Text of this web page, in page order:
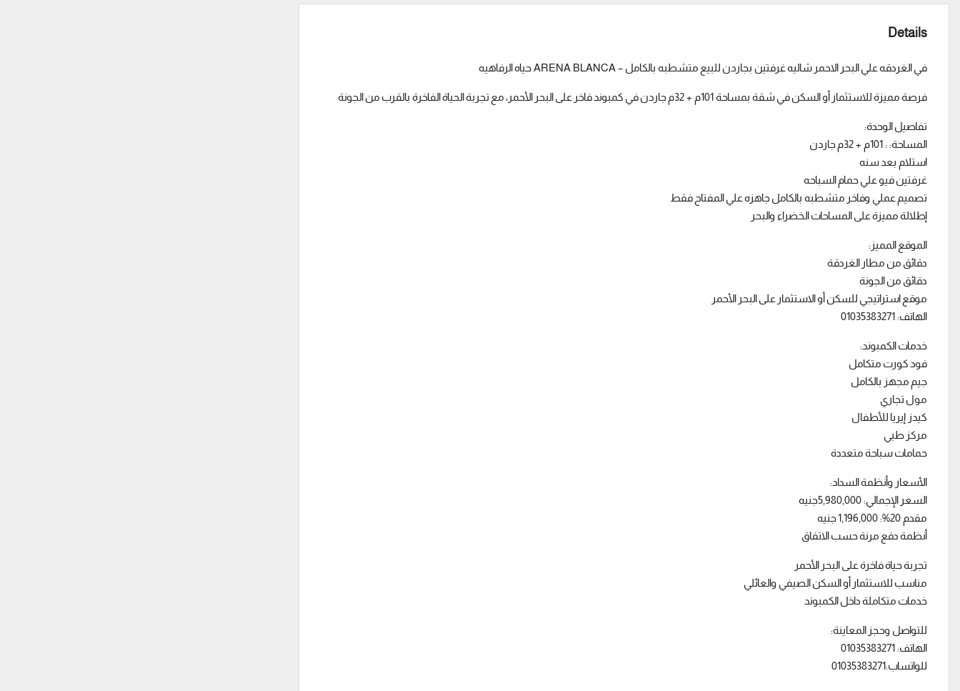
Details
في الغردقه علي البحر الاحمر شاليه غرفتين بجاردن للبيع متشطبه بالكامل – ARENA BLANCA حياه الرفاهيه
فرصة مميزة للاستثمار أو السكن في شقة بمساحة 101م + 32م جاردن في كمبوند فاخر على البحر الأحمر، مع تجربة الحياة الفاخرة بالقرب من الجونة
تفاصيل الوحدة:
المساحة: : 101م + 32م جاردن
استلام بعد سنه
غرفتين فيو علي حمام السباحه
تصميم عملي وفاخر متشطبه بالكامل جاهزه علي المفتاح فقط
إطلالة مميزة على المساحات الخضراء والبحر
الموقع المميز:
دقائق من مطار الغردقة
دقائق من الجونة
موقع استراتيجي للسكن أو الاستثمار على البحر الأحمر
الهاتف: 01035383271
خدمات الكمبوند:
فود كورت متكامل
جيم مجهز بالكامل
مول تجاري
كيدز إيريا للأطفال
مركز طبي
حمامات سباحة متعددة
الأسعار وأنظمة السداد:
السعر الإجمالي: 5,980,000جنيه
مقدم 20%: 1,196,000 جنيه
أنظمة دفع مرنة حسب الاتفاق
تجربة حياة فاخرة على البحر الأحمر
مناسب للاستثمار أو السكن الصيفي والعائلي
خدمات متكاملة داخل الكمبوند
للتواصل وحجز المعاينة:
الهاتف: 01035383271
للواتساب:01035383271